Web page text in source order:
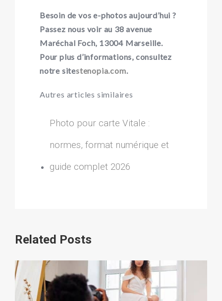
Besoin de vos e-photos aujourd’hui ?
Passez nous voir au 38 avenue
Maréchal Foch, 13004 Marseille.
Pour plus d’informations, consultez
notre sitestenopia.com.
Autres articles similaires
Photo pour carte Vitale :
normes, format numérique et
guide complet 2026
Related Posts